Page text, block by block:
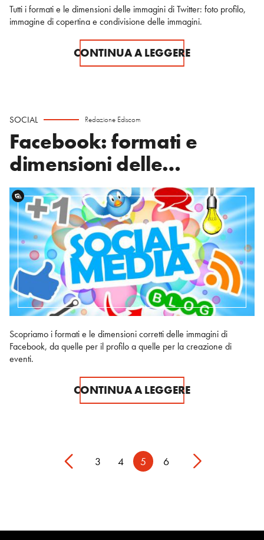
Tutti i formati e le dimensioni delle immagini di Twitter: foto profilo,
immagine di copertina e condivisione delle immagini.
CONTINUA A LEGGERE
SOCIAL Redazione Ediscom
Facebook: formati e
dimensioni delle
immagini
Scopriamo i formati e le dimensioni corretti delle immagini di
Facebook, da quelle per il profilo a quelle per la creazione di
eventi.
CONTINUA A LEGGERE
3 4 5 6